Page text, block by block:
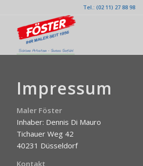
Tel.: (02 11) 27 88 98
Impressum
Maler Föster
Inhaber: Dennis Di Mauro
Tichauer Weg 42
40231 Düsseldorf
Kontakt